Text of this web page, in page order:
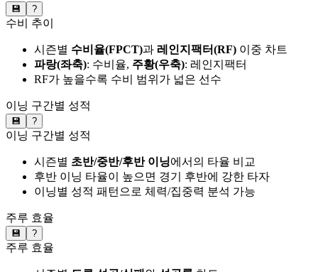
💾 ?
수비 추이
시즌별 수비율(FPCT)과 레인지팩터(RF) 이중 차트
파랑(좌축): 수비율, 주황(우축): 레인지팩터
RF가 높을수록 수비 범위가 넓은 선수
이닝 구간별 성적
💾 ?
이닝 구간별 성적
시즌별 초반/중반/후반 이닝에서의 타율 비교
후반 이닝 타율이 높으면 경기 후반에 강한 타자
이닝별 성적 패턴으로 체력/집중력 분석 가능
주루 효율
💾 ?
주루 효율